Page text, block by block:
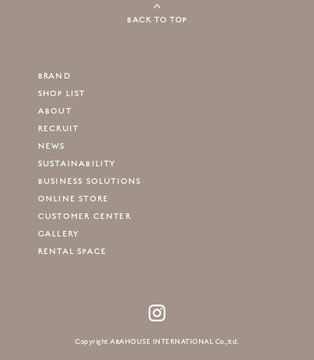
BACK TO TOP
BRAND
SHOP LIST
ABOUT
RECRUIT
NEWS
SUSTAINABILITY
BUSINESS SOLUTIONS
ONLINE STORE
CUSTOMER CENTER
GALLERY
RENTAL SPACE
Copyright ABAHOUSE INTERNATIONAL Co.,ltd.